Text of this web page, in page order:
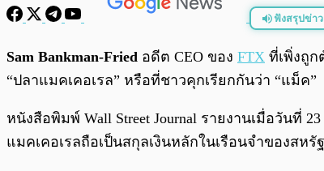
ฟังสรุปข่าว
พร้อมเล่น
Sam Bankman-Fried อดีต CEO ของ FTX ที่เพิ่งถูก
“ปลาแมคเคอเรล” หรือที่ชาวคุกเรียกกันว่า “แม็ค”
หนังสือพิมพ์ Wall Street Journal รายงานเมื่อวันที่
แมคเคอเรลถือเป็นสกุลเงินหลักในเรือนจำของส